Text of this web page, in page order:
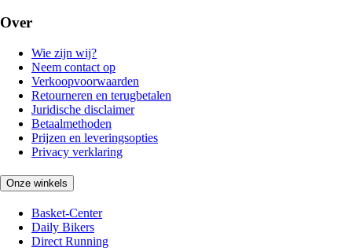
Over
Wie zijn wij?
Neem contact op
Verkoopvoorwaarden
Retourneren en terugbetalen
Juridische disclaimer
Betaalmethoden
Prijzen en leveringsopties
Privacy verklaring
Onze winkels
Basket-Center
Daily Bikers
Direct Running